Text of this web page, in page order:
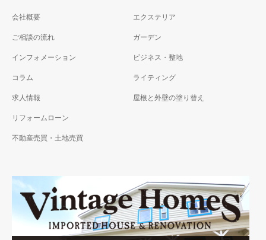
会社概要
ご相談の流れ
インフォメーション
コラム
求人情報
リフォームローン
不動産売買・土地売買
エクステリア
ガーデン
ビジネス・整地
ライティング
屋根と外壁の塗り替え